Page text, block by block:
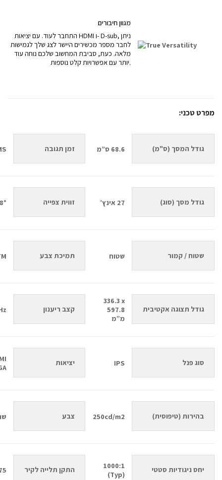
מגוון חיבורים
התחבר לעוד. עם יציאות HDMI ו- D-sub, ניתן
לחבר מספר מכשירים היישר לצג שלך לגמישות
מלאה. כעת, סביבת המחשוב שלכם נוחה עוד
יותר עם אפשרויות קלט נוספות.
מפרט טכני:
גודל המסך (ס"מ) 68.6 ס”מ זמן תגובה
גודל מסך (סוג) 27 אינץ’ זווית צפייה
שטוח / קמור שטוח תמיכת צבע
גודל תצוגה אקטיבית
‎336.3 x
597.8
מ”מ
קצב ריענון
סוג פנל IPS יציאות
בהירות (טיפוסית) 250cd/m2 צבע
יחס ניגודיות סטטי
‎1000:1
(Typ)
התקן תלייה לקיר